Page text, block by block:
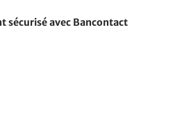
sécurisé avec Bancontact